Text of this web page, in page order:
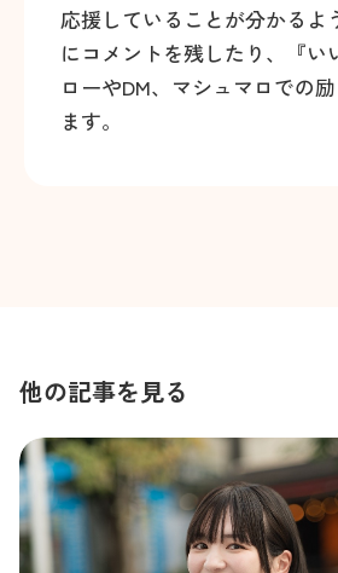
応援していることが分かるよ
にコメントを残したり、『い
ローやDM、マシュマロでの
ます。
他の記事を見る